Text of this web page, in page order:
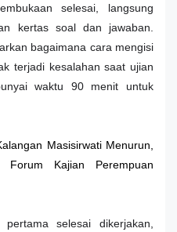
selesai, langsung
kertas soal dan jawaban.
bagaimana cara mengisi
terjadi kesalahan saat ujian
waktu 90 menit untuk
Masisirwati Menurun,
Forum Kajian Perempuan
selesai dikerjakan,